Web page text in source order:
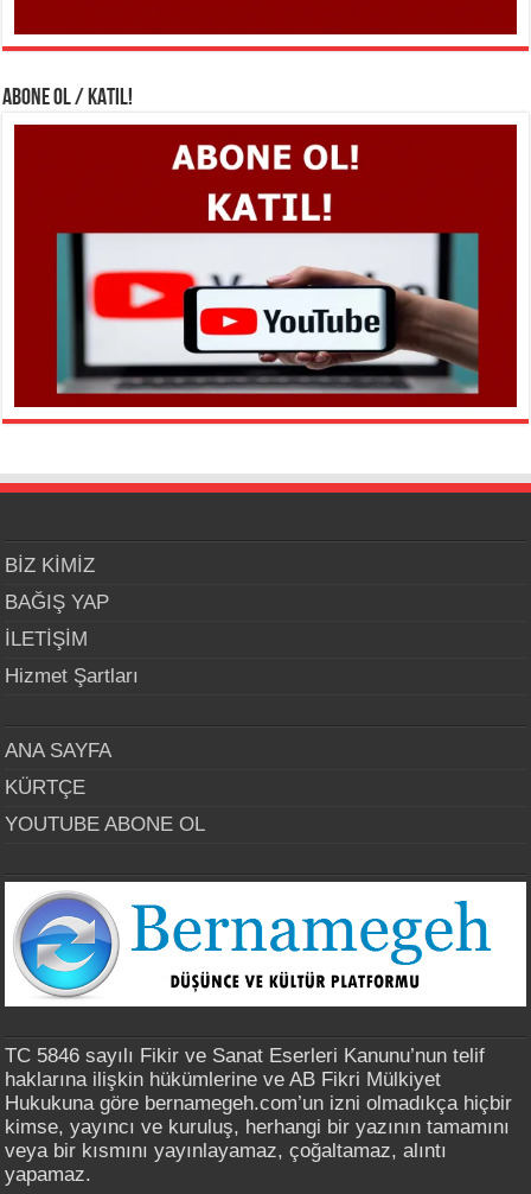
ABONE OL / KATIL!
BİZ KİMİZ
BAĞIŞ YAP
İLETİŞİM
Hizmet Şartları
ANA SAYFA
KÜRTÇE
YOUTUBE ABONE OL
TC 5846 sayılı Fikir ve Sanat Eserleri Kanunu’nun telif
haklarına ilişkin hükümlerine ve AB Fikri Mülkiyet
Hukukuna göre bernamegeh.com’un izni olmadıkça hiçbir
kimse, yayıncı ve kuruluş, herhangi bir yazının tamamını
veya bir kısmını yayınlayamaz, çoğaltamaz, alıntı
yapamaz.